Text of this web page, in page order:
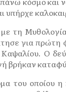
τη
για πρώτη
Ο
βρήκαν
του